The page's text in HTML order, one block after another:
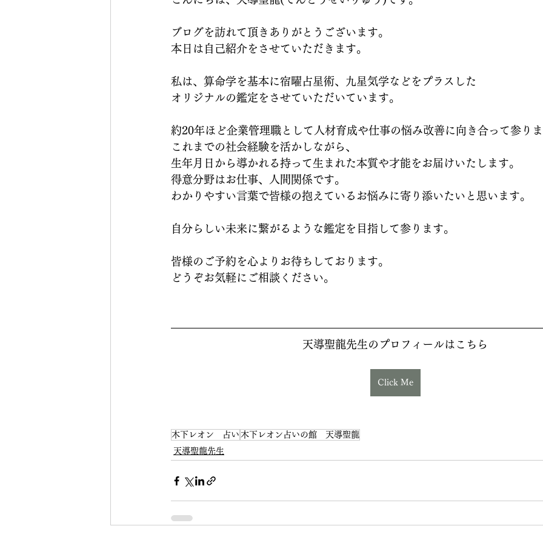
ブログを訪れて頂きありがとうございます。
本日は自己紹介をさせていただきます。
私は、算命学を基本に宿曜占星術、九星気学などをプラスした
オリジナルの鑑定をさせていただいています。
約20年ほど企業管理職として人材育成や仕事の悩み改善に向き合って参り
これまでの社会経験を活かしながら、
生年月日から導かれる持って生まれた本質や才能をお届けいたします。
得意分野はお仕事、人間関係です。
わかりやすい言葉で皆様の抱えているお悩みに寄り添いたいと思います。
自分らしい未来に繋がるような鑑定を目指して参ります。
皆様のご予約を心よりお待ちしております。
どうぞお気軽にご相談ください。
天導聖龍先生のプロフィールはこちら
Click Me
木下レオン 占い 木下レオン占いの館 天導聖龍
天導聖龍先生